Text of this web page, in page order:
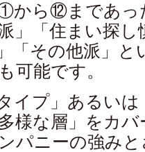
ら⑫まであっ
」「住まい探
「その他派」と
可能です。
イプ」あるいは
様な層」をカ
パニーの強み